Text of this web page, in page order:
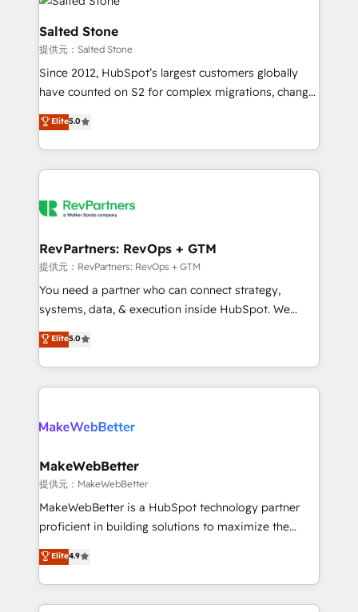
multi-region migrations to AI-powered automation,
we turn complexity into clarity, human at global
scale. 🏆 HubSpot’s CEO called us “the partner of the
future.” Others agree it is proof of trust built through
measurable impact.
Salted Stone
提供元：Salted Stone
Since 2012, HubSpot’s largest customers globally
have counted on S2 for complex migrations, change
management, systems integration, and creative
solutions that deliver measurable impact and
transform brand experiences As one of the few full-
service creative agencies in the HubSpot
winning design to build scalable, globally
marketing campaigns, & RevOps frameworks that
fuel long-term success We connect the entire
customer lifecycle through seamless integrations,
ensure long-term adoption with change-
and service to drive sustainable growth With 6 key
HubSpot accreditations and experience across
Elite5.0
RevPartners: RevOps + GTM
提供元：RevPartners: RevOps + GTM
You need a partner who can connect strategy,
systems, data, & execution inside HubSpot. We
bridge the gap where most agencies fall short by
combining GTM strategy with technical execution to
solve the right problem with the right solution. As the
only firm in the world to hold Elite Partner
clients gain a unique advantage in CRM architecture,
market execution. Why B2B Businesses Choose RP: -
Secure: Soc2 compliant 🛡️ - Pricing: Implementations
starting at $1,5k 💵 - Speed: Launch in 14 days ⚡ -
Global: 75+ RPers across five continents 🌐 - Scale:
HubSpot Partner 🪴 - Sales Hub: More
implementations than any other Partner 💻 -
Elite5.0
MakeWebBetter
提供元：MakeWebBetter
MakeWebBetter is a HubSpot technology partner
proficient in building solutions to maximize the
operational efficiency of HubSpot. The fastest-
growing tech-enabler & facilitator, MakeWebBetter,
hands you the blend of HubSpot expertise &
eminent solutions & integrations. Trust us to
Elite4.9